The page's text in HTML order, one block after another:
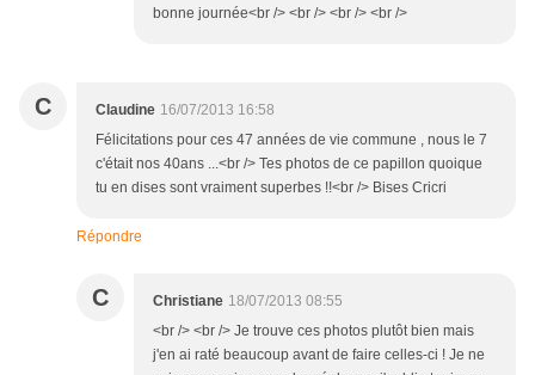
bonne journée<br /> <br /> <br /> <br />
C Claudine 16/07/2013 16:58
Félicitations pour ces 47 années de vie commune , nous le 7
c'était nos 40ans ...<br /> Tes photos de ce papillon quoique
tu en dises sont vraiment superbes !!<br /> Bises Cricri
Répondre
C Christiane 18/07/2013 08:55
<br /> <br /> Je trouve ces photos plutôt bien mais
j'en ai raté beaucoup avant de faire celles-ci ! Je ne